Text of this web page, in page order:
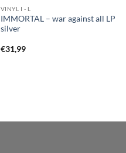
VINYL I - L
IMMORTAL – war against all LP
silver
€31,99